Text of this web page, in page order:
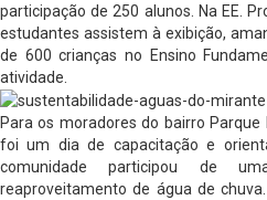
participação de 250 alunos. Na EE.
estudantes assistem à exibição,
de 600 crianças no Ensino
atividade.
Para os moradores do bairro
foi um dia de capacitação e
comunidade participou de
reaproveitamento de água de